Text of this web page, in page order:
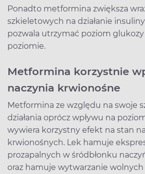
Ponadto metformina zwiększa
szkieletowych na działanie
pozwala utrzymać poziom glukozy
poziomie.
Metformina korzystnie
naczynia krwionośne
Metformina ze względu na swoje
działania oprócz wpływu na
wywiera korzystny efekt na stan
krwionośnych. Lek hamuje
prozapalnych w śródbłonku
oraz hamuje wytwarzanie